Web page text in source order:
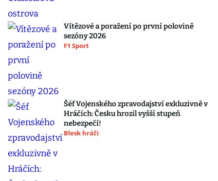
Vítězové a poražení po první polovině
sezóny 2026
F1 Sport
Šéf Vojenského zpravodajství exkluzivně v
Hráčích: Česku hrozil vyšší stupeň
nebezpečí!
Blesk hráči